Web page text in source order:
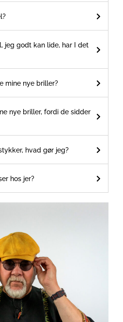
jeg godt kan lide, har I det
mine nye briller?
nye briller, fordi de sidder
hvad gør jeg?
hos jer?